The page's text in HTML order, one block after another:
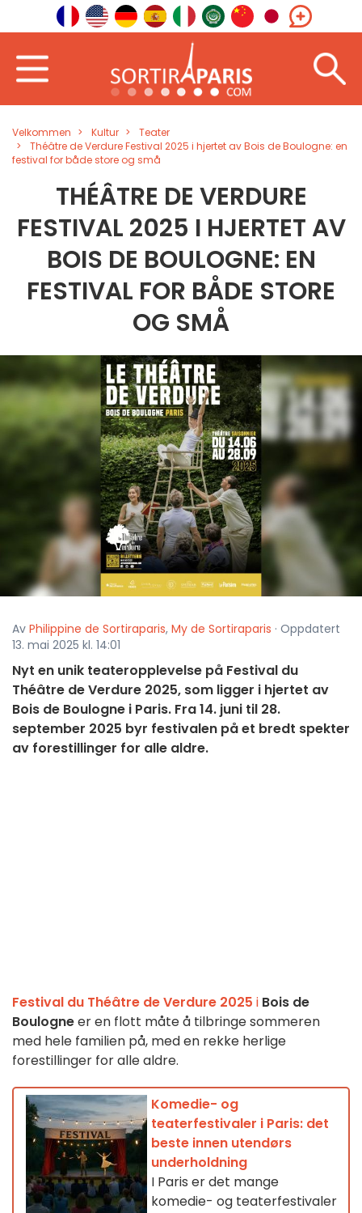
Velkommen Kultur
Teater
Théâtre de Verdure Festival 2025 i hjertet av Bois de Boulogne: en
festival for både store og små
THÉÂTRE DE VERDURE
FESTIVAL 2025 I HJERTET AV
BOIS DE BOULOGNE: EN
FESTIVAL FOR BÅDE STORE
OG SMÅ
Av Philippine de Sortiraparis, My de Sortiraparis · Oppdatert
13. mai 2025 kl. 14:01
Nyt en unik teateropplevelse på Festival du
Théâtre de Verdure 2025, som ligger i hjertet av
Bois de Boulogne i Paris. Fra 14. juni til 28.
september 2025 byr festivalen på et bredt spekter
av forestillinger for alle aldre.
Festival du Théâtre de Verdure 2025 i Bois de
Boulogneer en flott måte å tilbringe sommeren
med hele familien på, med en rekke herlige
forestillinger for alle aldre.
Komedie- og
teaterfestivaler i Paris: det
beste innen utendørs
underholdning
I Paris er det mange
komedie- og teaterfestivaler